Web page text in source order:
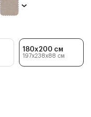
180x200 см
197x238x88 см